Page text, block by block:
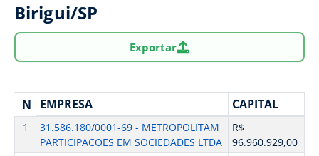
Birigui/SP
Exportar
N EMPRESA CAPITAL
1
31.586.180/0001-69 - METROPOLITAM
PARTICIPACOES EM SOCIEDADES LTDA
R$
96.960.929,00